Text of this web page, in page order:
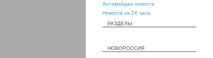
Антимайдан новости
Новости за 24 часа
РАЗДЕЛЫ
НОВОРОССИЯ